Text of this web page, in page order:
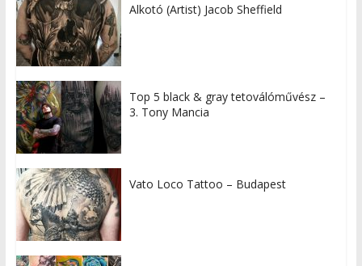
Alkotó (Artist) Jacob Sheffield
Top 5 black & gray tetoválóművész –
3. Tony Mancia
Vato Loco Tattoo – Budapest